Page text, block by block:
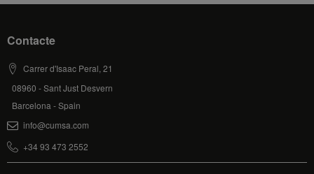
Contacte
Carrer d'Isaac Peral, 21
08960 - Sant Just Desvern
Barcelona - Spain
info@cumsa.com
+34 93 473 2552